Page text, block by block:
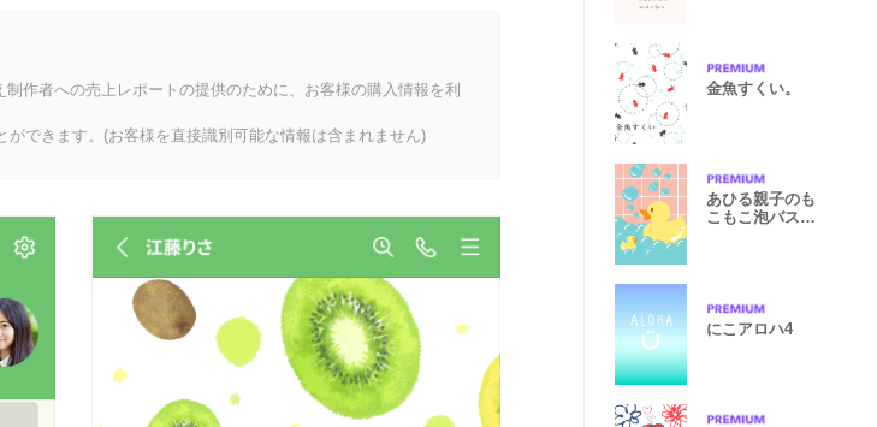
作者への売上レポートの提供のために、お客様の購入情報を利
できます。(お客様を直接識別可能な情報は含まれません)
金魚すくい。
あひる親子のも
こもこ泡バスタ
にこアロハ4